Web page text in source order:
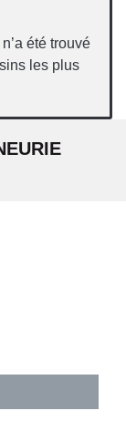
été trouvé
les plus